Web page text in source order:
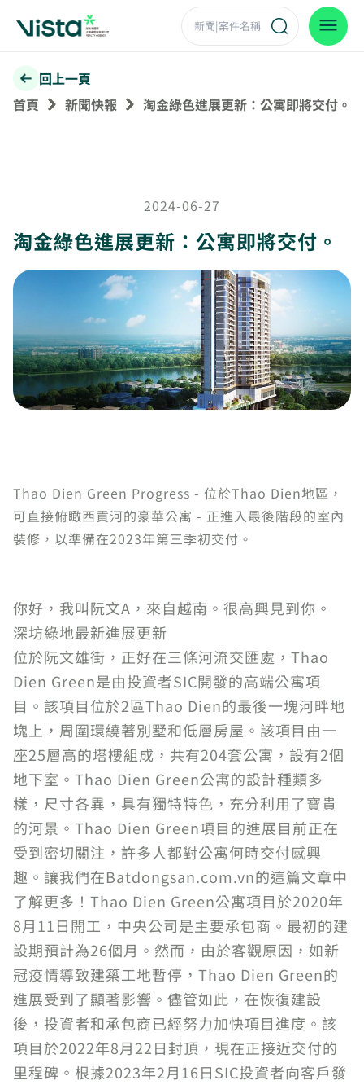
回上一頁
首頁
新聞快報 淘金綠色進展更新：公寓即將交付。
2024-06-27
淘金綠色進展更新：公寓即將交付。
Thao Dien Green Progress - 位於Thao Dien地區，
可直接俯瞰西貢河的豪華公寓 - 正進入最後階段的室內
裝修，以準備在2023年第三季初交付。
你好，我叫阮文A，來自越南。很高興見到你。
深坊綠地最新進展更新
位於阮文雄街，正好在三條河流交匯處，Thao
Dien Green是由投資者SIC開發的高端公寓項
目。該項目位於2區Thao Dien的最後一塊河畔地
塊上，周圍環繞著別墅和低層房屋。該項目由一
座25層高的塔樓組成，共有204套公寓，設有2個
地下室。Thao Dien Green公寓的設計種類多
樣，尺寸各異，具有獨特特色，充分利用了寶貴
的河景。Thao Dien Green項目的進展目前正在
受到密切關注，許多人都對公寓何時交付感興
趣。讓我們在Batdongsan.com.vn的這篇文章中
了解更多！Thao Dien Green公寓項目於2020年
8月11日開工，中央公司是主要承包商。最初的建
設期預計為26個月。然而，由於客觀原因，如新
冠疫情導致建築工地暫停，Thao Dien Green的
進展受到了顯著影響。儘管如此，在恢復建設
後，投資者和承包商已經努力加快項目進度。該
項目於2022年8月22日封頂，現在正接近交付的
里程碑。根據2023年2月16日SIC投資者向客戶發